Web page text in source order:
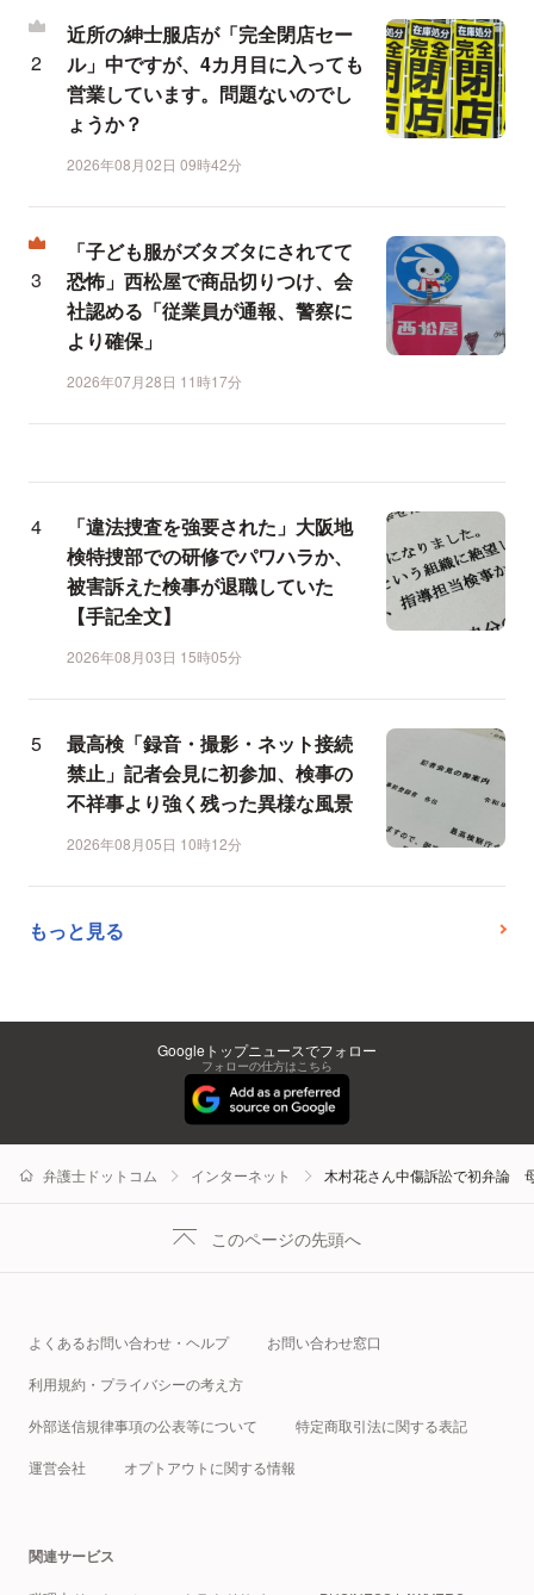
近所の紳士服店が「完全閉店セー
ル」中ですが、4カ月目に入っても
営業しています。問題ないのでし
ょうか？
2026年08月02日 09時42分
「子ども服がズタズタにされてて
恐怖」西松屋で商品切りつけ、会
社認める「従業員が通報、警察に
より確保」
2026年07月28日 11時17分
「違法捜査を強要された」大阪地
検特捜部での研修でパワハラか、
被害訴えた検事が退職していた
【手記全文】
2026年08月03日 15時05分
最高検「録音・撮影・ネット接続
禁止」記者会見に初参加、検事の
不祥事より強く残った異様な風景
2026年08月05日 10時12分
もっと見る
Googleトップニュースでフォロー
フォローの仕方はこちら
弁護士ドットコム インターネット 木村花さん中傷訴訟で初弁論
このページの先頭へ
よくあるお問い合わせ・ヘルプ お問い合わせ窓口
利用規約・プライバシーの考え方
外部送信規律事項の公表等について 特定商取引法に関する表記
運営会社 オプトアウトに関する情報
関連サービス